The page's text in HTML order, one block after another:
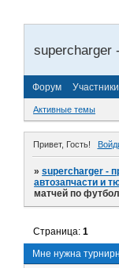
supercharger
Форум Участники
Активные темы
Привет, Гость!
»supercharger -
автозапчасти и
матчей по
Мне нужна
Страница:1